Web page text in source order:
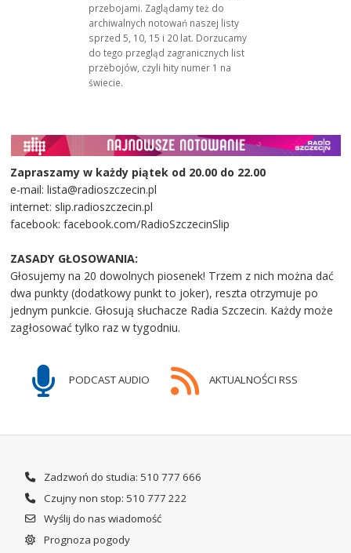
przebojami. Zaglądamy też do
archiwalnych notowań naszej listy
sprzed 5, 10, 15 i 20 lat. Dorzucamy
do tego przegląd zagranicznych list
przebojów, czyli hity numer 1 na
świecie.
Zapraszamy w każdy piątek od 20.00 do 22.00
e-mail: lista@radioszczecin.pl
internet: slip.radioszczecin.pl
facebook: facebook.com/RadioSzczecinSlip
ZASADY GŁOSOWANIA:
Głosujemy na 20 dowolnych piosenek! Trzem z nich można dać
dwa punkty (dodatkowy punkt to joker), reszta otrzymuje po
jednym punkcie. Głosują słuchacze Radia Szczecin. Każdy może
zagłosować tylko raz w tygodniu.
PODCAST AUDIO AKTUALNOŚCI RSS
Zadzwoń do studia: 510 777 666
Czujny non stop: 510 777 222
Wyślij do nas wiadomość
Prognoza pogody